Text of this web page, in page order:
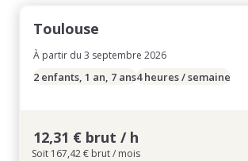
Toulouse
À partir du 3 septembre 2026
2 enfants, 1 an, 7 ans4 heures / semaine
12,31 € brut / h
Soit 167,42 € brut / mois